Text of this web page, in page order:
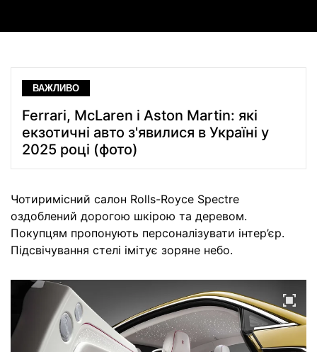
ВАЖЛИВО
Ferrari, McLaren і Aston Martin: які
екзотичні авто з'явилися в Україні у
2025 році (фото)
Чотиримісний салон Rolls-Royce Spectre
оздоблений дорогою шкірою та деревом.
Покупцям пропонують персоналізувати інтер’єр.
Підсвічування стелі імітує зоряне небо.